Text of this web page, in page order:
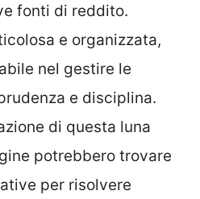
fonti di reddito.
e organizzata,
nel gestire le
e disciplina.
di questa luna
potrebbero trovare
per risolvere